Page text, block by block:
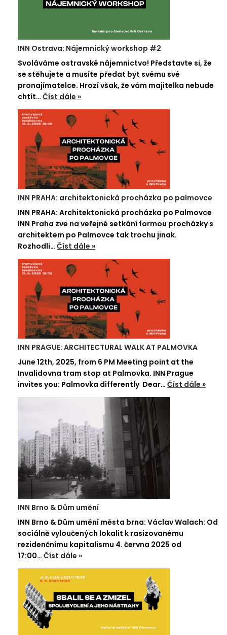
INN Ostrava: Nájemnický workshop #2
Svoláváme ostravské nájemnictvo! Představte si, že
se stěhujete a musíte předat byt svému své
pronajímatelce. Hrozí však, že vám majitelka nebude
chtít… Číst dále »
INN PRAHA: architektonická procházka po palmovce
INN PRAHA: Architektonická procházka po Palmovce
INN Praha zve na veřejné setkání formou procházky s
architektem po Palmovce tak trochu jinak.
Rozhodli… Číst dále »
INN PRAGUE: ARCHITECTURAL WALK AT PALMOVKA
June 12th, 2025, from 6 PM Meeting point at the
Invalidovna tram stop at Palmovka. INN Prague
invites you: Palmovka differently Dear… Číst dále »
INN Brno & Dům umění
INN Brno & Dům umění města brna: Václav Walach: Od
sociálně vyloučených lokalit k rasizovanému
rezidenčnímu kapitalismu 4. června 2025 od
17:00… Číst dále »